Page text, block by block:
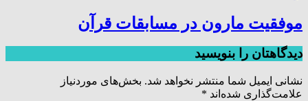
موفقیت مارون در مسابقات قرآن
دیدگاهتان را بنویسید
نشانی ایمیل شما منتشر نخواهد شد. بخش‌های موردنیاز
علامت‌گذاری شده‌اند *